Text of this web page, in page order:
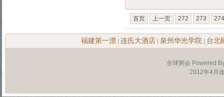
首页 上一页 272 273 274
福建第一漂 连氏大酒店 泉州华光学院 台北
全球粥会 Powered
2012年4月